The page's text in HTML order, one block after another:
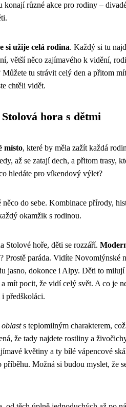
konají různé akce pro rodiny –
si užije celá rodina. Každý si tu
větší něco zajímavého k vidění,
tu strávit celý den a přitom
chtěli vidět.
hora s dětmi
místo, které by měla zažít každá
až se zatají dech, a přitom trasy,
hledáte pro víkendový výlet?
do sebe. Kombinace přírody,
okamžik s rodinou.
Stolové hoře, děti se rozzáří.
Prostě paráda. Vidíte Novomlýnské
jasno, dokonce i Alpy. Děti to milují
mít pocit, že vidí celý svět. A co je
předškoláci.
s teplomilným charakterem,
že tady najdete rostliny a
květiny a ty bílé vápencové
příběhu. Možná si budou myslet, že